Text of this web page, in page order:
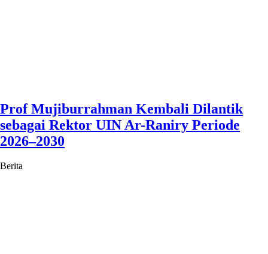
Prof Mujiburrahman Kembali Dilantik
sebagai Rektor UIN Ar-Raniry Periode
2026–2030
Berita